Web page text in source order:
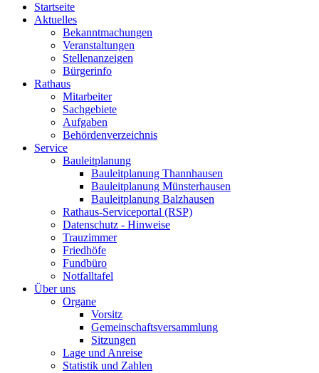
Startseite
Aktuelles
Bekanntmachungen
Veranstaltungen
Stellenanzeigen
Bürgerinfo
Rathaus
Mitarbeiter
Sachgebiete
Aufgaben
Behördenverzeichnis
Service
Bauleitplanung
Bauleitplanung Thannhausen
Bauleitplanung Münsterhausen
Bauleitplanung Balzhausen
Rathaus-Serviceportal (RSP)
Datenschutz - Hinweise
Trauzimmer
Friedhöfe
Fundbüro
Notfalltafel
Über uns
Organe
Vorsitz
Gemeinschaftsversammlung
Sitzungen
Lage und Anreise
Statistik und Zahlen